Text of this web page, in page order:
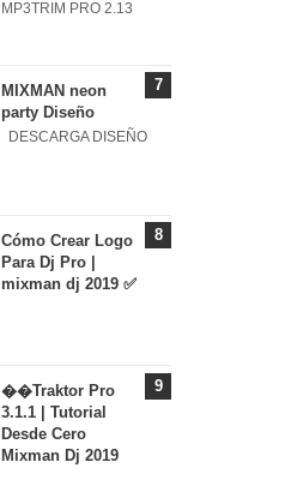
MP3TRIM PRO 2.13
MIXMAN neon
party Diseño
DESCARGA DISEÑO
Cómo Crear Logo
Para Dj Pro |
mixman dj 2019 ✅
��Traktor Pro
3.1.1 | Tutorial
Desde Cero
Mixman Dj 2019